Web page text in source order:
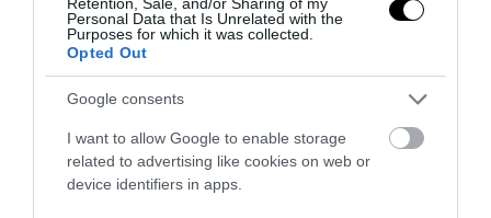
Personal Data that Is Unrelated with the
Purposes for which it was collected.
Opted Out
Google consents
I want to allow Google to enable storage
related to advertising like cookies on web or
device identifiers in apps.
ηθοποιός δεν θα συμμετάσχει στην
επερχόμενη ταινία του Τζέιμς Μποντ
16.07.2025 | 14:01